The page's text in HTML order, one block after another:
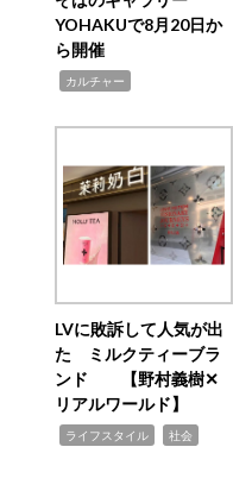
YOHAKUで8月20日か
ら開催
カルチャー
LVに敗訴して人気が出
た ミルクティーブラ
ンド 【野村義樹✕
リアルワールド】
ライフスタイル 社会